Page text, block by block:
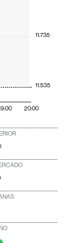
20:00
11.535
11.735